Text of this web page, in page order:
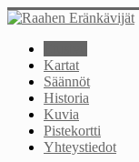
Kartat
Säännöt
Historia
Kuvia
Pistekortti
Yhteystiedot